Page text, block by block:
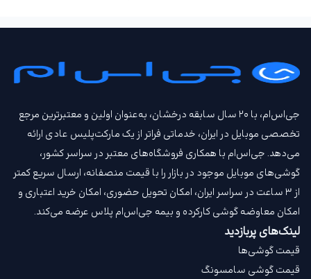
جی‌اس‌ام، با ۲۰ سال سابقه درخشان، به‌عنوان اولین و معتبرترین مرجع
تخصصی موبایل در ایران، خدماتی فراتر از یک مارکت‌پلیس عادی ارائه
می‌دهد. جی‌اس‌ام با همکاری فروشگاه‌های معتبر در سراسر کشور،
گوشی‌های موبایل موجود در بازار را با قیمت‌ منصفانه، ارسال سریع کمتر
از ۳ ساعت در سراسر ایران، امکان تحویل حضوری، امکان خرید اعتباری و
امکان معاوضه گوشی کارکرده و بیمه جی‌اس‌ام‌ پلاس عرضه می‌کند.
لینک‌های پربازدید
قیمت گوشی‌ها
قیمت گوشی سامسونگ